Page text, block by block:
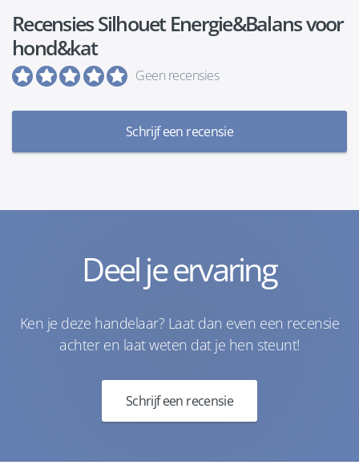
Recensies Silhouet Energie&Balans voor
hond&kat
Geen recensies
Schrijf een recensie
Deel je ervaring
Ken je deze handelaar? Laat dan even een recensie
achter en laat weten dat je hen steunt!
Schrijf een recensie